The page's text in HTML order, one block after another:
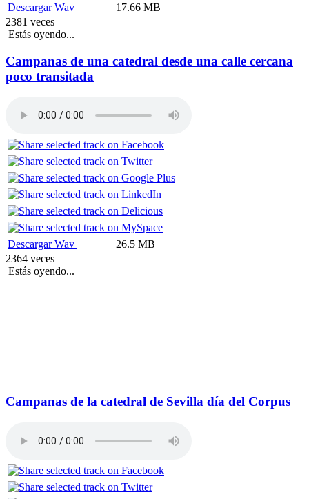
Descargar Wav
17.66 MB
2381 veces
Estás oyendo...
Campanas de una catedral desde una calle cercana
poco transitada
Descargar Wav
26.5 MB
2364 veces
Estás oyendo...
Campanas de la catedral de Sevilla día del Corpus